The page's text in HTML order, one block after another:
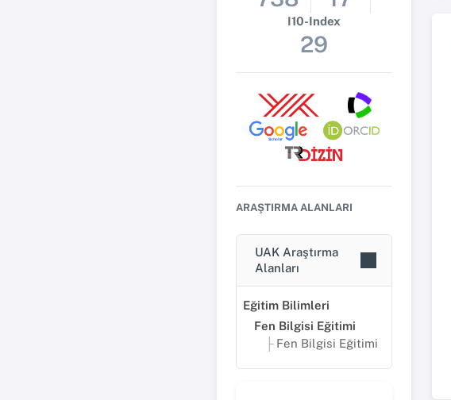
I10-Index
29
ARAŞTIRMA ALANLARI
UAK Araştırma
Alanları
Eğitim Bilimleri
Fen Bilgisi Eğitimi
Fen Bilgisi Eğitimi